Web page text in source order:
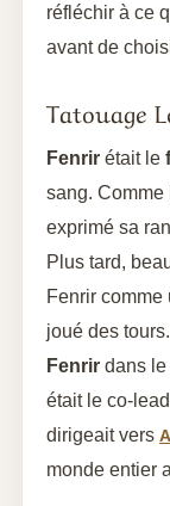
réfléchir à ce
avant de
Tatouage
Fenrir était le
sang. Comme
exprimé sa
Plus tard,
Fenrir
joué des
Fenrir dans le
était le co-
dirigeait vers
monde entier